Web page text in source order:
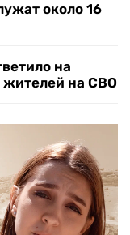
около 16
на
жителей на СВО